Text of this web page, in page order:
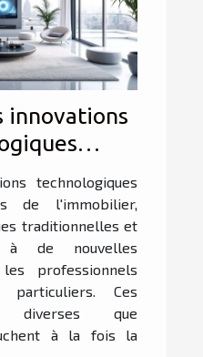
innovations
?
technologiques
de l'immobilier,
traditionnelles et
de nouvelles
professionnels
Ces
diverses que
à la fois la